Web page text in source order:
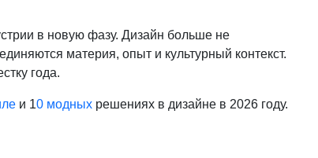
в новую фазу. Дизайн больше не
материя, опыт и культурный контекст.
года.
и 10 модных решениях в дизайне в 2026 году.